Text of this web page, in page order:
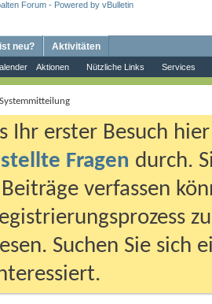
Aktionen Nützliche Links Services
neu? Aktivitäten
Ihr erster Besuch
Fragen durch.
verfassen
Suchen Sie sich